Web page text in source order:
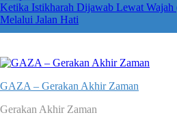
Ketika Istikharah Dijawab Lewat
Melalui Jalan Hati
GAZA – Gerakan Akhir Zaman
Gerakan Akhir Zaman